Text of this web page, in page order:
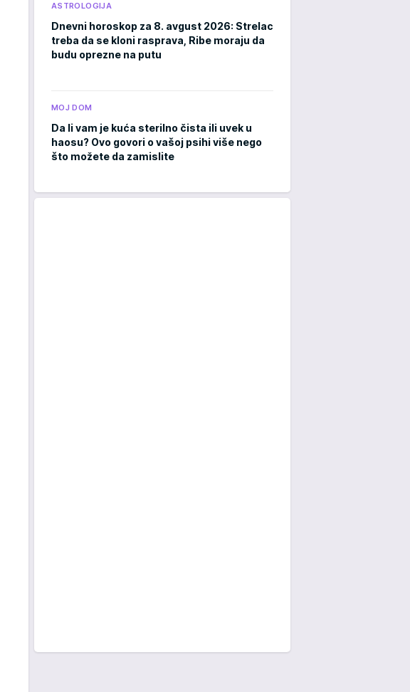
ASTROLOGIJA
Dnevni horoskop za 8. avgust 2026: Strelac
treba da se kloni rasprava, Ribe moraju da
budu oprezne na putu
MOJ DOM
Da li vam je kuća sterilno čista ili uvek u
haosu? Ovo govori o vašoj psihi više nego
što možete da zamislite